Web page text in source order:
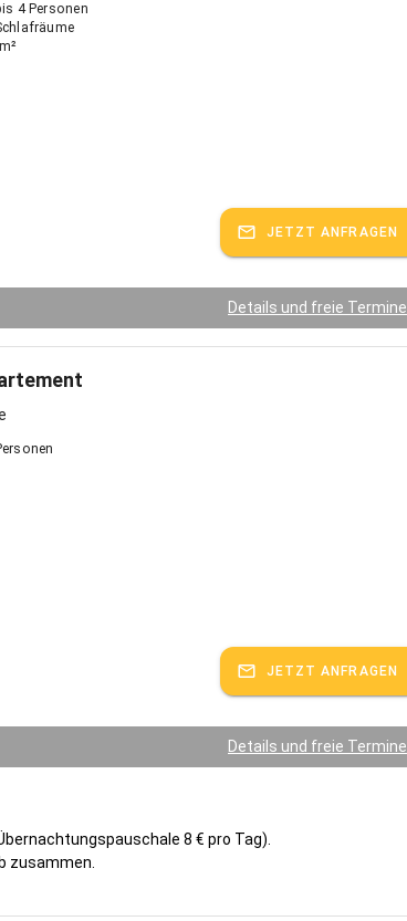
4 Personen
JETZT ANFRAGEN
Details und freie Termine
JETZT ANFRAGEN
Details und freie Termine
8 € pro Tag).
zusammen.